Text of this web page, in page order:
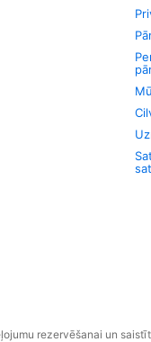
rezervēšanai un